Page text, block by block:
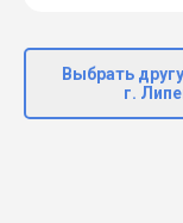
Выбрать
г.